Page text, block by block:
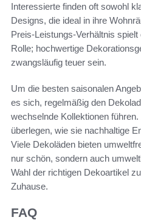
Interessierte finden oft sowohl
Designs, die ideal in ihre
Preis-Leistungs-Verhältnis
Rolle; hochwertige
zwangsläufig teuer sein.
Um die besten saisonalen
es sich, regelmäßig den
wechselnde Kollektionen
überlegen, wie sie nachhaltige
Viele Dekoläden bieten
nur schön, sondern auch
Wahl der richtigen Dekoartikel
Zuhause.
FAQ